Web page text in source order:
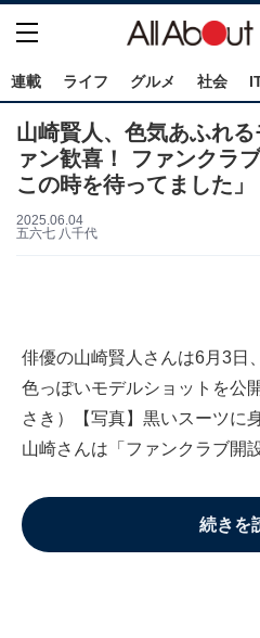
連載 ライフ グルメ 社会
山崎賢人、色気あふれ
ァン歓喜！ ファンクラ
この時を待ってました」
2025.06.04
五六七 八千代
俳優の山崎賢人さんは6月3日
色っぽいモデルショットを公
さき）【写真】黒いスーツに
山崎さんは「ファンクラブ開
続きを